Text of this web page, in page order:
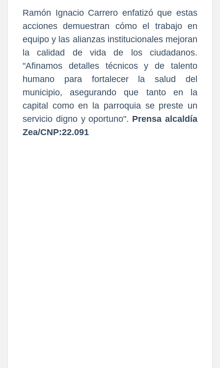
Ramón Ignacio Carrero enfatizó que estas
acciones demuestran cómo el trabajo en
equipo y las alianzas institucionales mejoran
la calidad de vida de los ciudadanos.
"Afinamos detalles técnicos y de talento
humano para fortalecer la salud del
municipio, asegurando que tanto en la
capital como en la parroquia se preste un
servicio digno y oportuno". Prensa alcaldía
Zea/CNP:22.091